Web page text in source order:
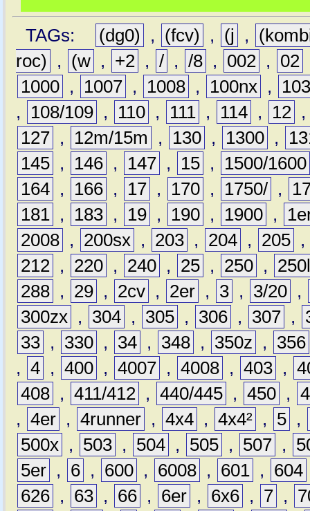
TAGs: (dg0) , (fcv) , (j ,
roc)
, (w , +2 , / , /8 , 002 , 02
1000 , 1007 , 1008 , 100nx ,
,
108/109 , 110 , 111 , 114 , 12
127 , 12m/15m , 130 , 1300 ,
145 , 146 , 147 , 15 ,
1500/1600
164 , 166 , 17 , 170 , 1750/ ,
181 , 183 , 19 , 190 , 1900 ,
2008 , 200sx , 203 , 204 , 205 ,
212 , 220 , 240 , 25 , 250 ,
288 , 29 , 2cv , 2er , 3 , 3/20 ,
300zx , 304 , 305 , 306 , 307 ,
33 , 330 , 34 , 348 , 350z ,
356
, 4 , 400 , 4007 , 4008 , 403 ,
408 , 411/412 , 440/445 , 450 ,
, 4er , 4runner , 4x4 , 4x4² , 5 ,
500x , 503 , 504 , 505 , 507 ,
5er , 6 , 600 , 6008 , 601 , 604
626 , 63 , 66 , 6er , 6x6 , 7 ,